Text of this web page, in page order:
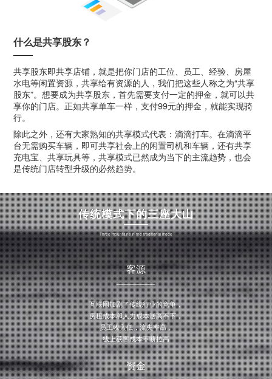
什么是共享股东？
共享股东即共享店铺，就是把你门店的工位、员工、经验、房屋
水电等闲置资源，共享给有资源的人，我们把这些人称之为“共享
股东”。想要成为共享股东，首先需要支付一定的押金，就可以共
享你的门店。正如共享单车一样，支付99元的押金，就能实现骑
行。
除此之外，还有大家熟知的共享模式代表：滴滴打车。在滴滴平
台无需购买车辆，即可共享社会上的闲置司机和车辆，还有共享
充电宝、共享玩具等，共享模式已然成为当下的主流趋势，也会
是传统门店转型升级的必然趋势。
传统模式下的三座大山
Three mountains in the traditional mode
客源
互联网加剧了传统行业的竞争，
房租成本和人力成本居高不下，
员工收入低，流失率高，
线上获客成本不断拉高
资金